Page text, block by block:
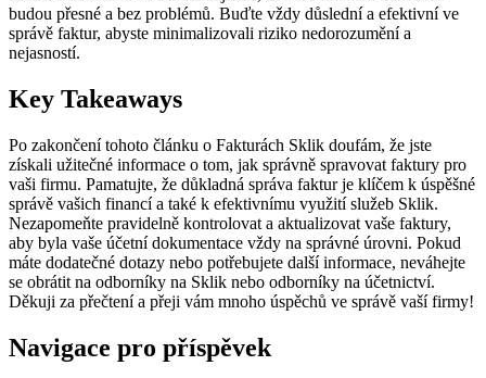
budou přesné a bez problémů. Buďte ⁤vždy důslední a ‍efektivní ve
správě faktur, abyste‍ minimalizovali riziko nedorozumění a
nejasností.
Key Takeaways
Po zakončení tohoto článku o Fakturách Sklik doufám, že​ jste
získali užitečné informace o tom, jak‍ správně spravovat faktury pro
vaši firmu. Pamatujte, že důkladná správa faktur je klíčem k úspěšné
správě⁢ vašich financí a​ také k efektivnímu využití‍ služeb⁣ Sklik.
Nezapomeňte pravidelně kontrolovat a aktualizovat vaše faktury,
aby byla vaše účetní dokumentace⁢ vždy na správné úrovni. Pokud
máte dodatečné dotazy nebo potřebujete ⁤další informace,⁢ neváhejte
se obrátit na odborníky na Sklik nebo odborníky na účetnictví.
Děkuji za přečtení a ⁢přeji vám mnoho ‌úspěchů ‌ve správě vaší​ firmy!
Navigace pro příspěvek